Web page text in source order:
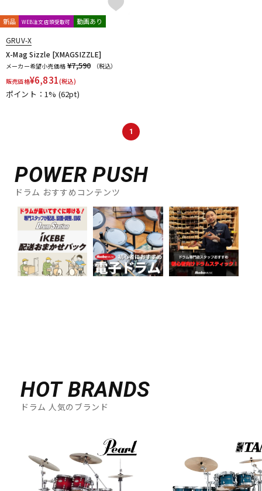
アンプ
DJ機器
配信/ライブ機器
中古 ヴィンテージ
新品 WEB注文店頭受取可 動画あり
GRUV-X
X-Mag Sizzle [XMAGSIZZLE]
メーカー希望小売価格 ¥7,590
（税込）
販売価格¥6,831(税込)
ポイント：1% (62pt)
1
POWER PUSH
ドラム おすすめコンテンツ
HOT BRANDS
ドラム 人気のブランド